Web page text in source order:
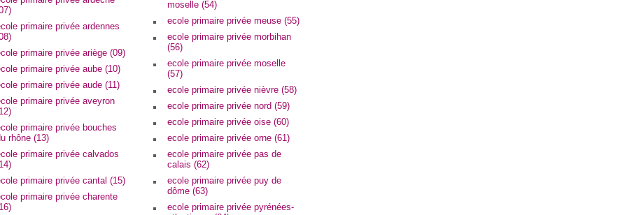
primaire privée ardennes
primaire privée ariège (09)
primaire privée aube (10)
primaire privée aude (11)
primaire privée aveyron
primaire privée bouches
rhône (13)
primaire privée calvados
primaire privée cantal (15)
primaire privée charente
moselle (54)
ecole primaire privée meuse (55)
ecole primaire privée morbihan
(56)
ecole primaire privée moselle
(57)
ecole primaire privée nièvre (58)
ecole primaire privée nord (59)
ecole primaire privée oise (60)
ecole primaire privée orne (61)
ecole primaire privée pas de
calais (62)
ecole primaire privée puy de
dôme (63)
ecole primaire privée pyrénées-